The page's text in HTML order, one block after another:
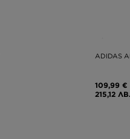
ADIDAS
109,99 €
215,12 ЛВ.